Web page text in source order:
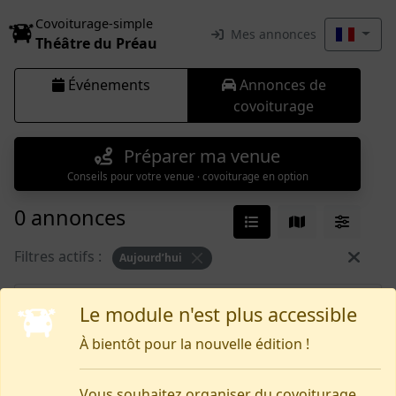
Le module n'est plus accessible
À bientôt pour la nouvelle édition !
Covoiturage-simple
Théâtre du Préau Mes annonces
Événements
Annonces de
covoiturage
Préparer ma venue
Conseils pour votre venue · covoiturage en option
0 annonces
Filtres actifs : Aujourd’hui
Rien pour le moment